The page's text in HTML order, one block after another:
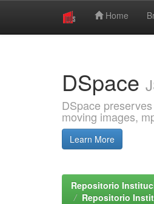
Home
DSpace
DSpace
moving images,
Learn More
Repositorio
Repositorio